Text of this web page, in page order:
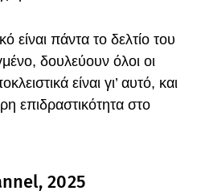
είναι πάντα το δελτίο του
δουλεύουν όλοι οι
είναι γι’ αυτό, και
επιδραστικότητα στο
2025